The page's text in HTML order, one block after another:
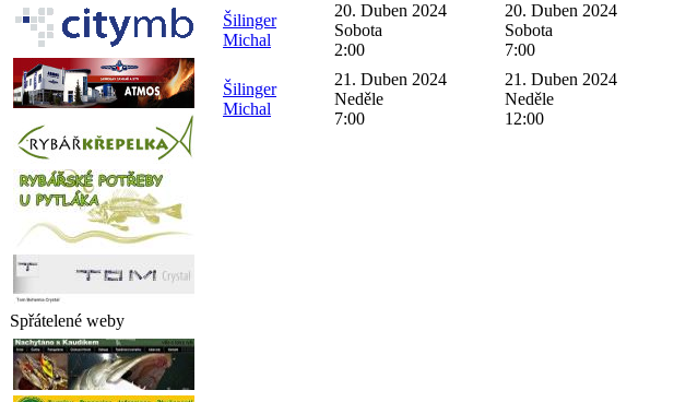
Spřátelené weby
Šilinger
Michal
20. Duben 2024
Sobota
2:00
20. Duben 2024
Sobota
7:00
Šilinger
Michal
21. Duben 2024
Neděle
7:00
21. Duben 2024
Neděle
12:00